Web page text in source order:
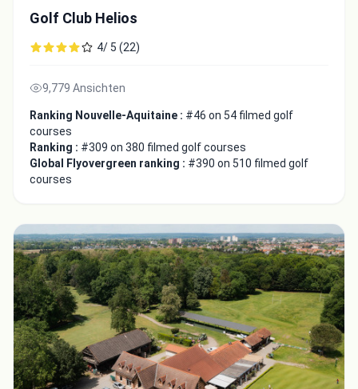
Golf Club Helios
4/ 5 (22)
9,779 Ansichten
Ranking Nouvelle-Aquitaine : #46 on 54 filmed golf
courses
Ranking : #309 on 380 filmed golf courses
Global Flyovergreen ranking : #390 on 510 filmed golf
courses